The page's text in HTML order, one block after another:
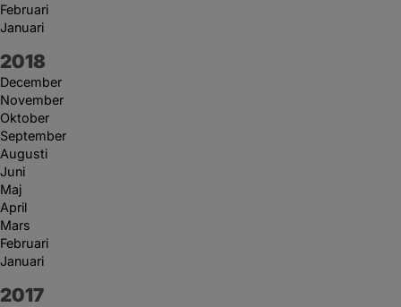
Februari
Januari
År:
2018
December
November
Oktober
September
Augusti
Juni
Maj
April
Mars
Februari
Januari
År:
2017